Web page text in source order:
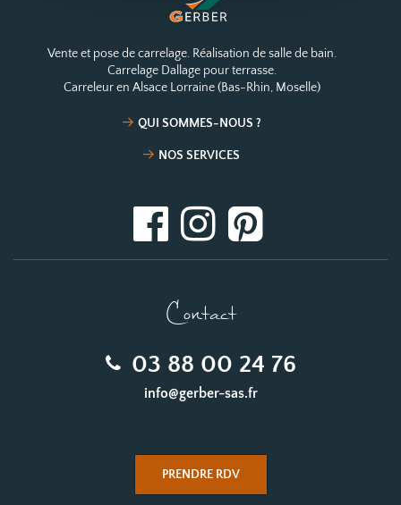
Vente et pose de carrelage. Réalisation de salle de bain.
Carrelage Dallage pour terrasse.
Carreleur en Alsace Lorraine (Bas-Rhin, Moselle)
QUI SOMMES-NOUS ?
NOS SERVICES
Contact
03 88 00 24 76
info@gerber-sas.fr
PRENDRE RDV